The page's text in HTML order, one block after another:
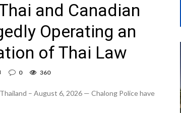
and Canadian
Operating an
of Thai Law
0 360
– August 6, 2026 — Chalong Police have